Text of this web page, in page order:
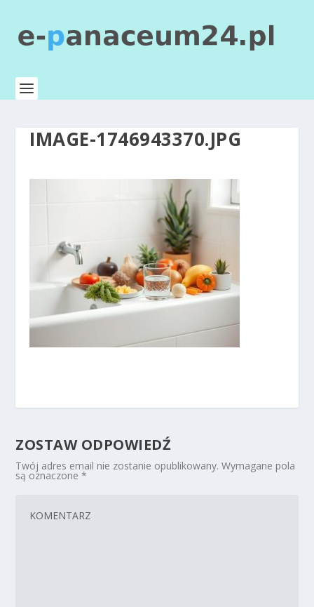
IMAGE-1746943370.JPG
ZOSTAW ODPOWIEDŹ
Twój adres email nie zostanie opublikowany. Wymagane pola
są oznaczone*